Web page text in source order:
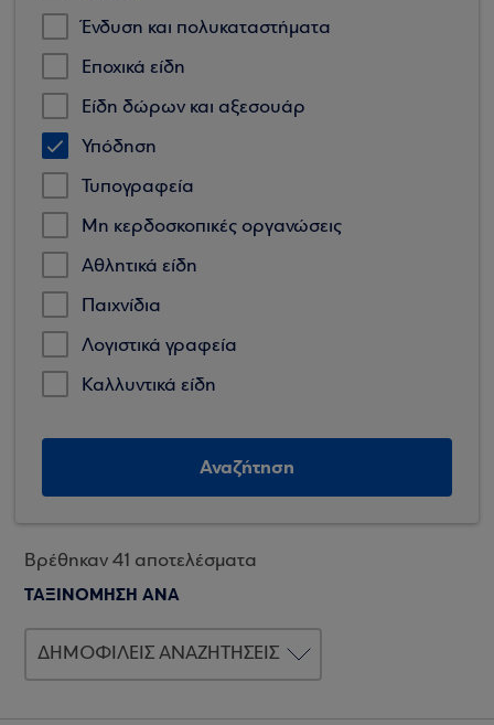
Ένδυση και πολυκαταστήματα
Εποχικά είδη
Είδη δώρων και αξεσουάρ
Υπόδηση
Τυπογραφεία
Μη κερδοσκοπικές οργανώσεις
Αθλητικά είδη
Παιχνίδια
Λογιστικά γραφεία
Καλλυντικά είδη
Αναζήτηση
Βρέθηκαν 41 αποτελέσματα
ΤΑΞΙΝΟΜΗΣΗ ΑΝΑ